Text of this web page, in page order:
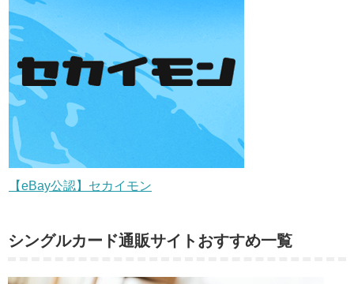
【eBay公認】セカイモン
シングルカード通販サイトおすすめ一覧